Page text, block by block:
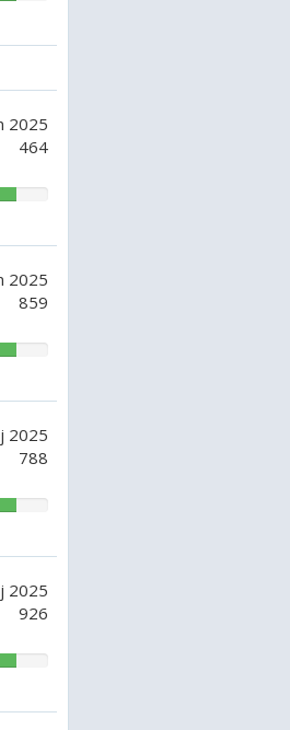
2025
464
2025
859
2025
788
2025
926